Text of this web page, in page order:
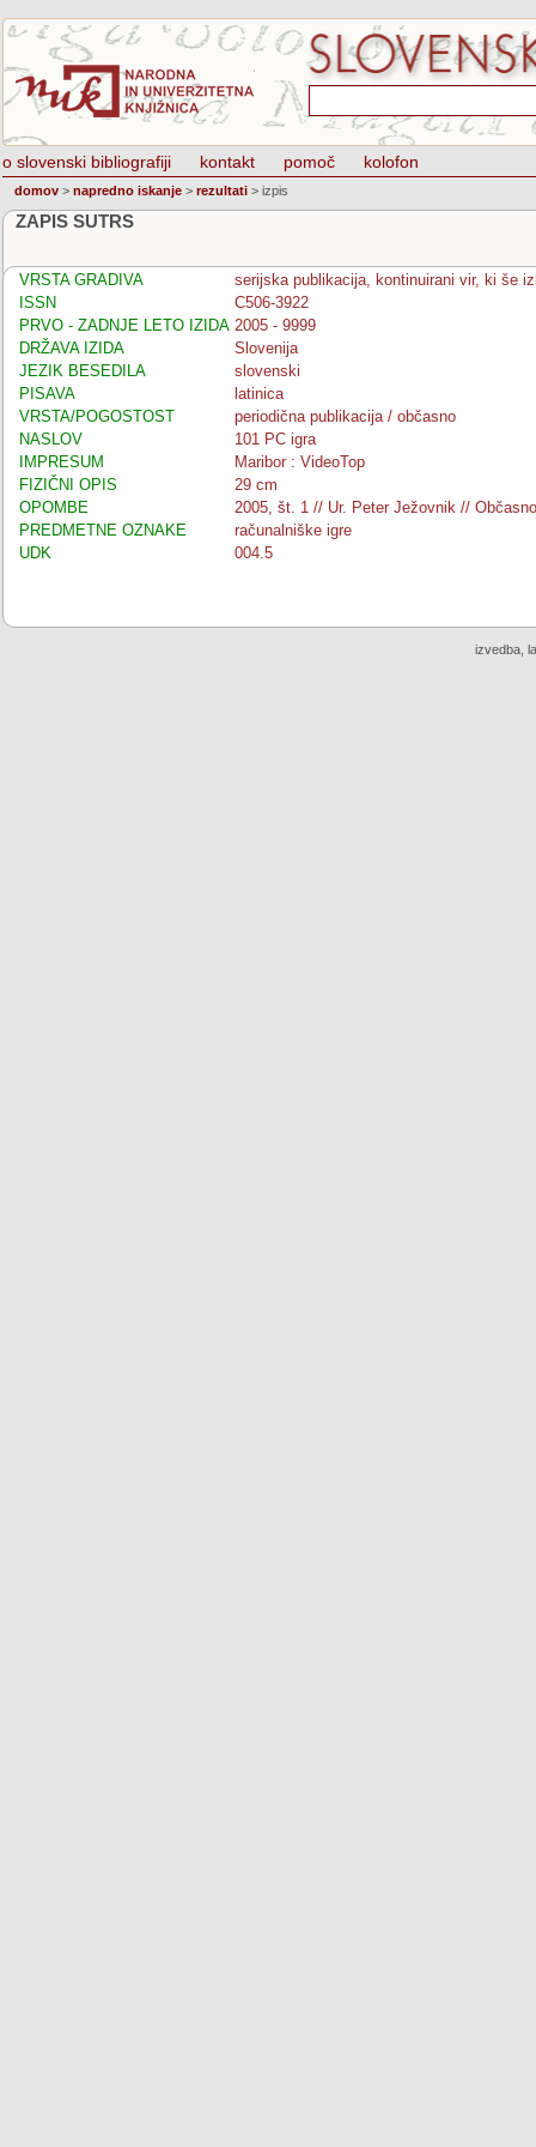
o slovenski bibliografiji kontakt pomoč kolofon
domov > napredno iskanje > rezultati > izpis
ZAPIS SUTRS
VRSTA GRADIVA
serijska publikacija, kontinuirani vir, ki še
ISSN
C506-3922
PRVO - ZADNJE LETO IZIDA 2005 - 9999
DRŽAVA IZIDA
Slovenija
JEZIK BESEDILA
slovenski
PISAVA
latinica
VRSTA/POGOSTOST
periodična publikacija / občasno
NASLOV
101 PC igra
IMPRESUM
Maribor : VideoTop
FIZIČNI OPIS
29 cm
OPOMBE
2005, št. 1 // Ur. Peter Ježovnik // Občasno
PREDMETNE OZNAKE
računalniške igre
UDK
004.5
izvedba,